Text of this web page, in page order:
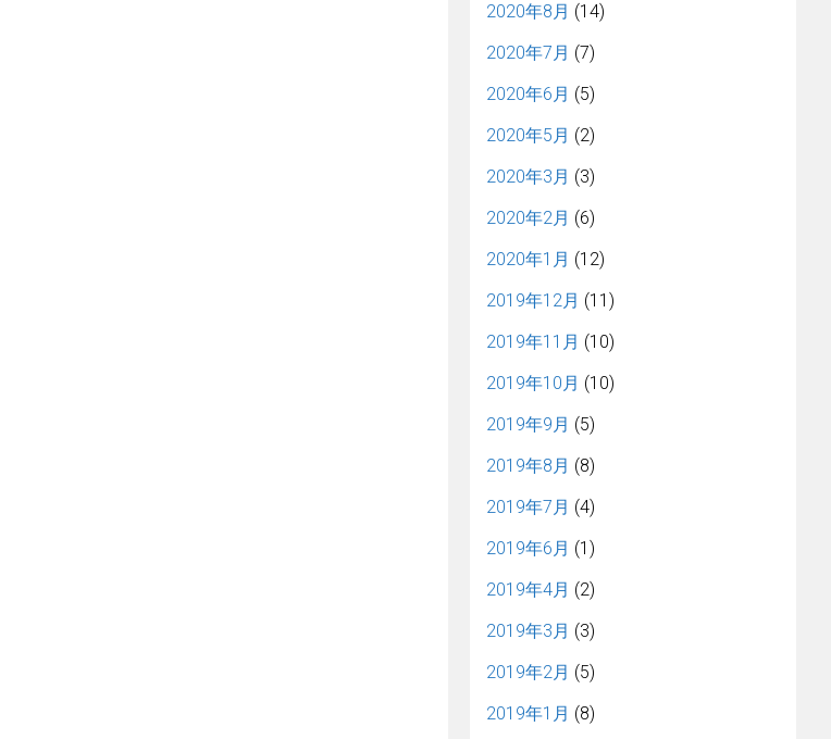
2020年8月 (14)
2020年7月 (7)
2020年6月 (5)
2020年5月 (2)
2020年3月 (3)
2020年2月 (6)
2020年1月 (12)
2019年12月 (11)
2019年11月 (10)
2019年10月 (10)
2019年9月 (5)
2019年8月 (8)
2019年7月 (4)
2019年6月 (1)
2019年4月 (2)
2019年3月 (3)
2019年2月 (5)
2019年1月 (8)